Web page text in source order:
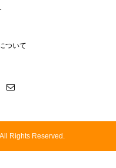
ついて
Rights Reserved.